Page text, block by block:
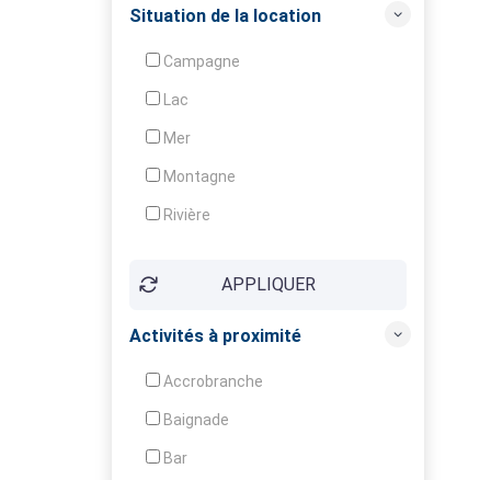
Crèche
Situation de la location
Campagne
Lac
Mer
Montagne
Rivière
APPLIQUER
Activités à proximité
Accrobranche
Baignade
Bar